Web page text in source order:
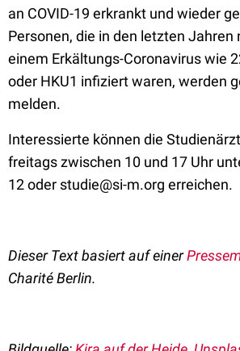
an COVID-19 erkrankt und wieder
Personen, die in den letzten
einem Erkältungs-Coronavirus wie
oder HKU1 infiziert waren, werden
melden.
Interessierte können die
freitags zwischen 10 und 17 Uhr
12 oder studie@si-m.org erreichen.
Dieser Text basiert auf einer
Charité Berlin.